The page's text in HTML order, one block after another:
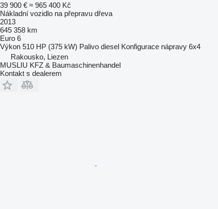
39 900 € ≈ 965 400 Kč
Nákladní vozidlo na přepravu dřeva
2013
645 358 km
Euro 6
Výkon 510 HP (375 kW) Palivo diesel Konfigurace nápravy 6x4
Rakousko, Liezen
MUSLIU KFZ & Baumaschinenhandel
Kontakt s dealerem